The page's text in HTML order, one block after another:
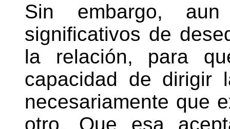
Sin embargo, aun
significativos de
la relación, para
capacidad de dirigir
necesariamente que
otro. Que esa